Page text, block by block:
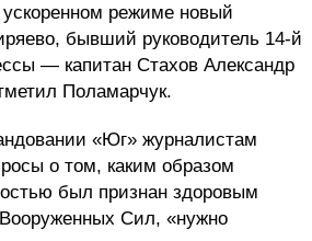
режиме новый
бывший руководитель 14-й
— капитан Стахов Александр
Поламарчук.
«Юг» журналистам
о том, каким образом
был признан здоровым
Сил, «нужно